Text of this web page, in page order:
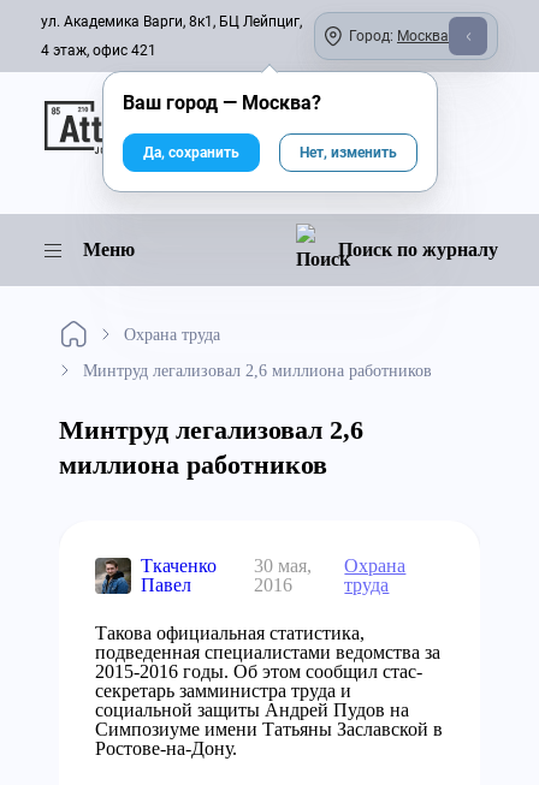
ул. Академика Варги, 8к1, БЦ Лейпциг,
4 этаж, офис 421
Город: Москва
Онлайн-журнал
Меню Поиск по журналу
Охрана труда
Минтруд легализовал 2,6 миллиона работников
Минтруд легализовал 2,6
миллиона работников
Ткаченко
Павел
30 мая,
2016
Охрана
труда
Такова официальная статистика,
подведенная специалистами ведомства за
2015-2016 годы. Об этом сообщил стас-
секретарь замминистра труда и
социальной защиты Андрей Пудов на
Симпозиуме имени Татьяны Заславской в
Ростове-на-Дону.
Ваш город — Москва?
Да, сохранить Нет, изменить